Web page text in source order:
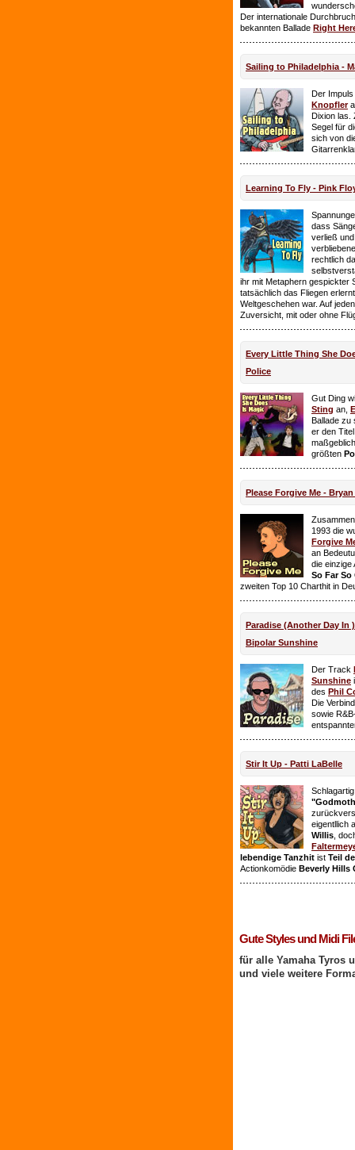
Der internationale
bekannten Ballade Right
Sailing to Philadelphia -
Der
Knopfler
Dixion las.
Segel für
sich von
Learning To Fly - Pink
dass
verließ
rechtlich
ihr mit Metaphern gespickter
tatsächlich das Fliegen
Weltgeschehen war. Auf
Zuversicht, mit oder ohne
Every Little Thing She
Police
Gut Ding
Sting an,
Ballade zu
er den
größten
Please Forgive Me -
1993 die
Forgive
an
die einzige
So Far So
zweiten Top 10 Charthit in
Paradise (Another Day In
Bipolar Sunshine
Der Track
Sunshine
des Phil
Die
sowie
Stir It Up - Patti LaBelle
eigentllich
Willis ,
lebendige Tanzhit ist Teil
Actionkomödie Beverly Hills
Gute Styles und Midi
für alle Yamaha Tyros
und viele weitere